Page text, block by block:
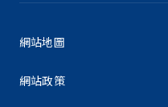
網站地圖
網站政策